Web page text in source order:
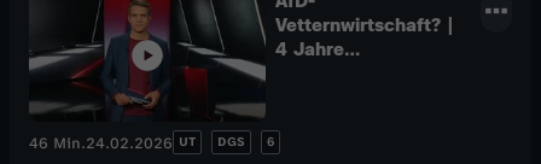
Vetternwirtschaft? |
4 Jahre
46 Min.24.02.2026 UT DGS 6